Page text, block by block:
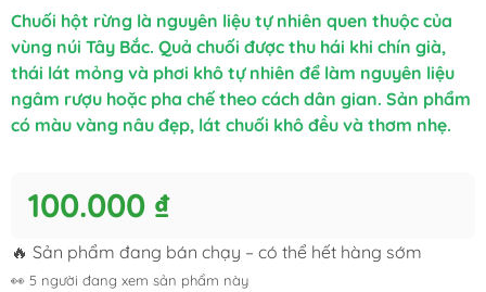
Chuối hột rừng là nguyên liệu tự nhiên quen thuộc của
vùng núi Tây Bắc. Quả chuối được thu hái khi chín già,
thái lát mỏng và phơi khô tự nhiên để làm nguyên liệu
ngâm rượu hoặc pha chế theo cách dân gian. Sản phẩm
có màu vàng nâu đẹp, lát chuối khô đều và thơm nhẹ.
100.000 ₫
🔥 Sản phẩm đang bán chạy – có thể hết hàng sớm
👀 5 người đang xem sản phẩm này